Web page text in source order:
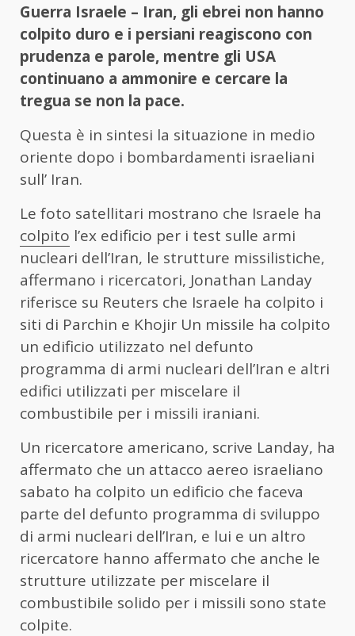
Guerra Israele – Iran, gli ebrei non hanno
colpito duro e i persiani reagiscono con
prudenza e parole, mentre gli USA
continuano a ammonire e cercare la
tregua se non la pace.
Questa è in sintesi la situazione in medio
oriente dopo i bombardamenti israeliani
sull’ Iran.
Le foto satellitari mostrano che Israele ha
colpito l’ex edificio per i test sulle armi
nucleari dell’Iran, le strutture missilistiche,
affermano i ricercatori, Jonathan Landay
riferisce su Reuters che Israele ha colpito i
siti di Parchin e Khojir Un missile ha colpito
un edificio utilizzato nel defunto
programma di armi nucleari dell’Iran e altri
edifici utilizzati per miscelare il
combustibile per i missili iraniani.
Un ricercatore americano, scrive Landay, ha
affermato che un attacco aereo israeliano
sabato ha colpito un edificio che faceva
parte del defunto programma di sviluppo
di armi nucleari dell’Iran, e lui e un altro
ricercatore hanno affermato che anche le
strutture utilizzate per miscelare il
combustibile solido per i missili sono state
colpite.